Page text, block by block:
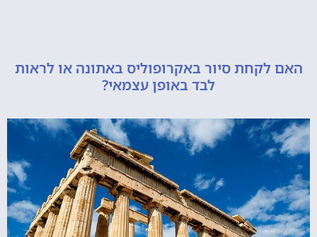
סיור באקרופוליס באתונה או לראות
לבד באופן עצמאי?